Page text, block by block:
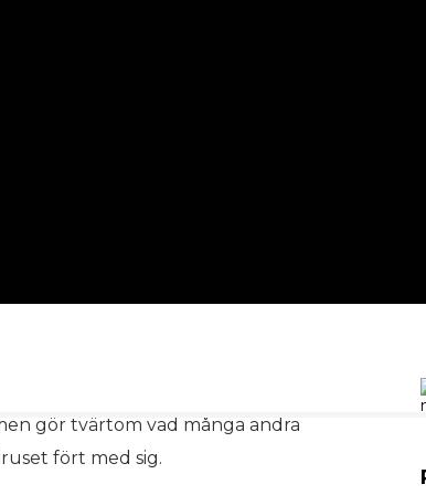
gör tvärtom vad många andra
fört med sig.